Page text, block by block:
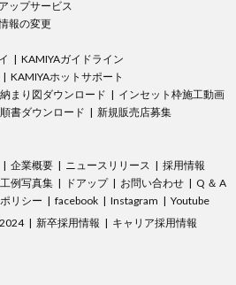
ップサービス
報の変更
KAMIYAガイドライン
KAMIYAホットサポート
納まり図ダウンロード
インセット枠施工動画
書ダウンロード
新規販売店募集
企業概要 ニュースリリース
採用情報
例写真集 ドアップ お問い合わせ
Q ＆ A
リシー facebook Instagram
Youtube
新卒採用情報 キャリア採用情報